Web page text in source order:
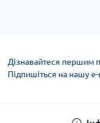
Дізнавайтеся першим
Підпишіться на нашу